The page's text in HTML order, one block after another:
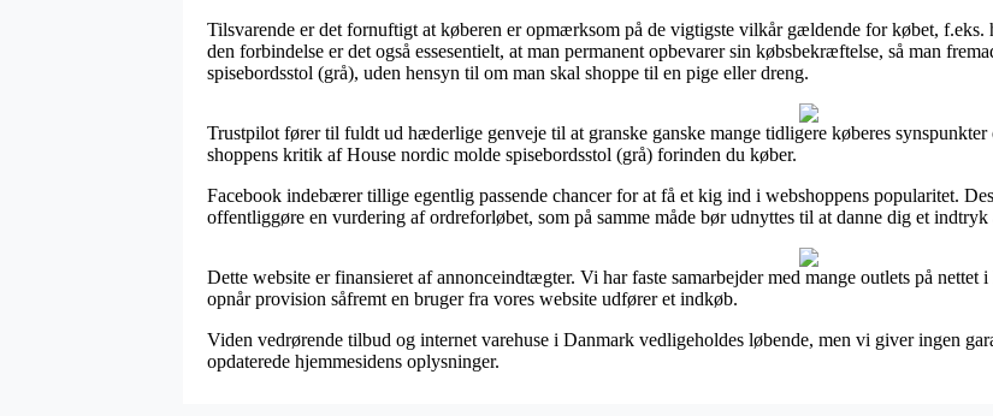
Tilsvarende er det fornuftigt at køberen er opmærksom på de vigtigste vilkår gældende for købet,
den forbindelse er det også essesentielt, at man permanent opbevarer sin købsbekræftelse, så man
spisebordsstol (grå), uden hensyn til om man skal shoppe til en pige eller dreng.
Trustpilot fører til fuldt ud hæderlige genveje til at granske ganske mange tidligere køberes
shoppens kritik af House nordic molde spisebordsstol (grå) forinden du køber.
Facebook indebærer tillige egentlig passende chancer for at få et kig ind i webshoppens popularitet.
offentliggøre en vurdering af ordreforløbet, som på samme måde bør udnyttes til at danne dig et
Dette website er finansieret af annonceindtægter. Vi har faste samarbejder med mange outlets på
opnår provision såfremt en bruger fra vores website udfører et indkøb.
Viden vedrørende tilbud og internet varehuse i Danmark vedligeholdes løbende, men vi giver ingen
opdaterede hjemmesidens oplysninger.